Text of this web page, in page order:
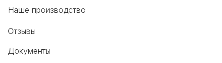
Наше производство
Отзывы
Документы